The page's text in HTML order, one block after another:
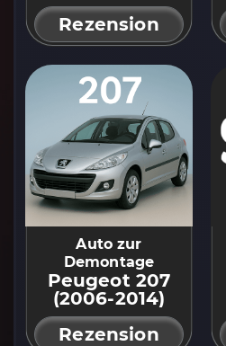
Rezension
Auto zur
Demontage
Peugeot 207
(2006-2014)
Rezension